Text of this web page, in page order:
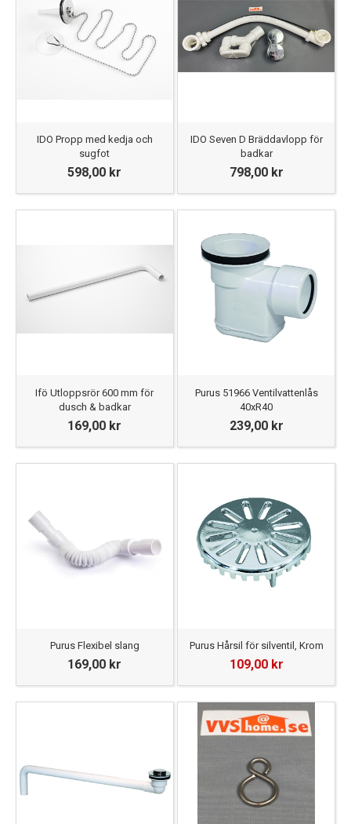
IDO Propp med kedja och
sugfot
598,00 kr
IDO Seven D Bräddavlopp för
badkar
798,00 kr
Ifö Utloppsrör 600 mm för
dusch & badkar
169,00 kr
Purus 51966 Ventilvattenlås
40xR40
239,00 kr
Purus Flexibel slang
169,00 kr
Purus Hårsil för silventil, Krom
109,00 kr